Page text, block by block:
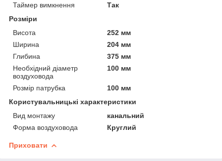
Таймер вимкнення
Так
Розміри
Висота
252 мм
Ширина
204 мм
Глибина
375 мм
Необхідний діаметр
воздуховода
100 мм
Розмір патрубка
100 мм
Користувальницькі характеристики
Вид монтажу
канальний
Форма воздуховода
Круглий
Приховати